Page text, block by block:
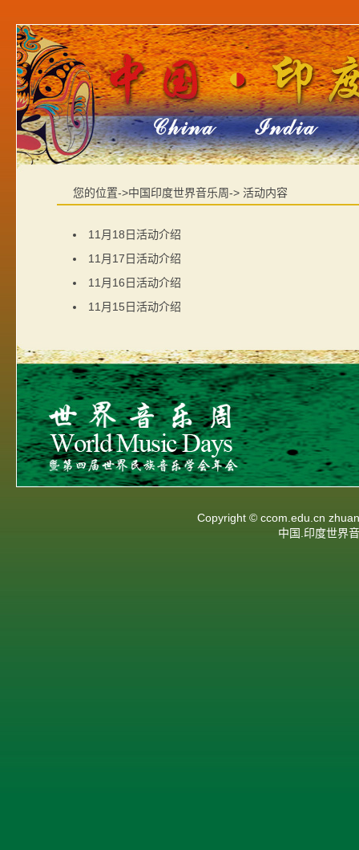
您的位置->中国印度世界音乐周-> 活动内容
11月18日活动介绍
11月17日活动介绍
11月16日活动介绍
11月15日活动介绍
Copyright © ccom.edu.cn
中国.印度世界